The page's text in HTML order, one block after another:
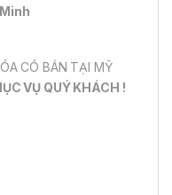
CÓ BÁN TẠI MỸ
VỤ QUÝ KHÁCH !